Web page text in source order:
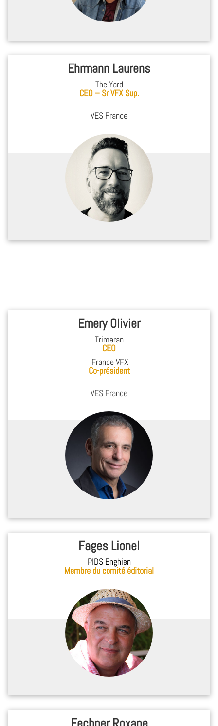
Ehrmann Laurens
The Yard
CEO – Sr VFX Sup.
VES France
Emery Olivier
Trimaran
CEO
France VFX
Co-président
VES France
Fages Lionel
PIDS Enghien
Membre du comité éditorial